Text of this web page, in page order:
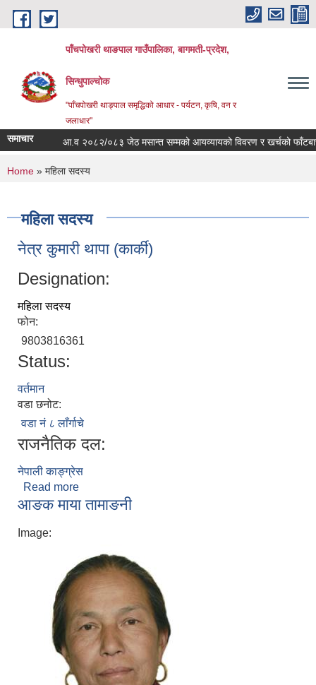
Skip to main content
पाँचपोखरी थाङपाल गाउँपालिका, बागमती-प्रदेश,
सिन्धुपाल्चोक
"पाँचपोखरी थाङ्पाल समृद्धिको आधार - पर्यटन, कृषि, वन र
जलाधार"
समाचार आ.व २०८२/०८३ जेठ मसान्त सम्मको आयव्यायको विवरण र खर्चको फाँटबारी ।
You are here
Home » महिला सदस्य
महिला सदस्य
नेत्र कुमारी थापा (कार्की)
Designation:
महिला सदस्य
फोन:
9803816361
Status:
वर्तमान
वडा छनोट:
वडा नं ८ लाँर्गाचे
राजनैतिक दल:
नेपाली काङ्ग्रेस
Read more
आङक माया तामाङनी
Image: